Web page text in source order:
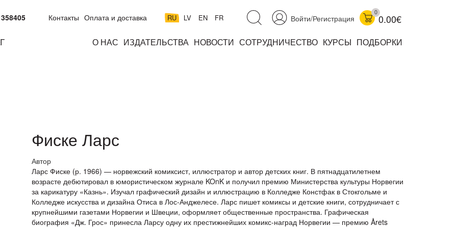
Войти/Регистрация
0
0.00€
RU LV EN FR
Контакты Оплата и доставка
О НАС ИЗДАТЕЛЬСТВА НОВОСТИ СОТРУДНИЧЕСТВО КУРСЫ ПОДБОРКИ
комиксы
книги уехали
Фиске Ларс
Автор
Ларс Фиске (р. 1966) — норвежский комиксист, иллюстратор и автор детских книг. В пятнадцатилетнем
возрасте дебютировал в юмористическом журнале KOnK и получил премию Министерства культуры Норвегии
за карикатуру «Казнь». Изучал графический дизайн и иллюстрацию в Колледже Констфак в Стокгольме и
Колледже искусства и дизайна Отиса в Лос-Анджелесе. Ларс пишет комиксы и детские книги, сотрудничает с
крупнейшими газетами Норвегии и Швеции, оформляет общественные пространства. Графическая
биография «Дж. Грос» принесла Ларсу одну их престижнейших комикс-наград Норвегии — премию Årets